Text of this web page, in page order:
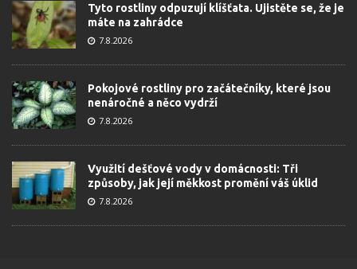
Tyto rostliny odpuzují klíšťata. Ujistěte se, že je
máte na zahrádce
7.8.2026
Pokojové rostliny pro začátečníky, které jsou
nenáročné a něco vydrží
7.8.2026
Využití dešťové vody v domácnosti: Tři
způsoby, jak její měkkost promění váš úklid
7.8.2026